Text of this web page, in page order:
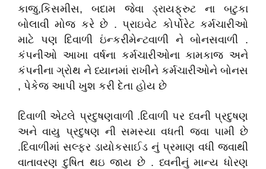
કાજુ,કિસમીસ, બદામ જેવા ડ્રાયફ્રુટ ના બટુકા
બોલાવી મોજ કરે છે . પ્રાઇવેટ કોર્પોરેટ કર્મચારીઓ
માટે પણ દિવાળી ઇંન્કરીમેન્ટવાળી ને બોનસવાળી .
કંપનીઓ આખા વર્ષના કર્મચારીઓના કામકાજ અને
કંપનીના ગ્રોથ ને ધ્યાનમાં રાખીને કર્મચારીઓને બોનસ
, પેકેજ આપી ખુશ કરી દેતા હોય છે
દિવાળી એટલે પ્રદુષણવાળી .દિવાળી પર ધ્વની પ્રદુષણ
અને વાયુ પ્રદુષણ ની સમસ્યા વધતી જવા પામી છે
.દિવાળીમાં સલ્ફર ડાયોકસાઈડ નું પ્રમાણ વધી જવાથી
વાતાવરણ દુષિત થઇ જાય છે . ધ્વનીનું માન્ય ધોરણ